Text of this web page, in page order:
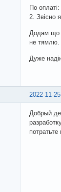
По
2. Звісно
Додам що
не тямлю.
Дуже
2022-11-
Добрый